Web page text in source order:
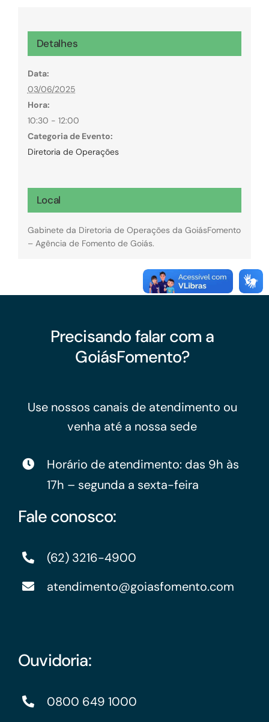
Detalhes
Data:
03/06/2025
Hora:
10:30 - 12:00
Categoria de Evento:
Diretoria de Operações
Local
Gabinete da Diretoria de Operações da GoiásFomento
– Agência de Fomento de Goiás.
Precisando falar com a
GoiásFomento?
Use nossos canais de atendimento ou
venha até a nossa sede
Horário de atendimento: das 9h às
17h – segunda a sexta-feira
Fale conosco:
(62) 3216-4900
atendimento@goiasfomento.com
Ouvidoria:
0800 649 1000